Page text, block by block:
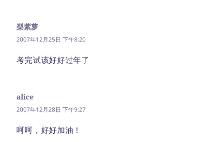
梨紫萝
道：
2007年12月25日 下午8:20
考完试该好好过年了
alice
道：
2007年12月28日 下午9:27
呵呵，好好加油！